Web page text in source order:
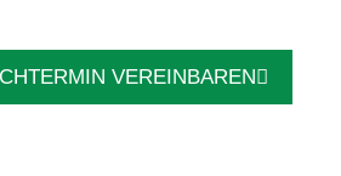
VEREINBAREN